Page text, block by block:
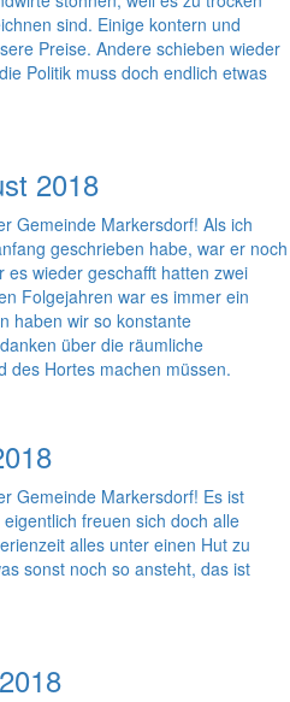
sind. Einige kontern und
Preise. Andere schieben wieder
Politik muss doch endlich etwas
2018
Gemeinde Markersdorf! Als ich
geschrieben habe, war er noch
wieder geschafft hatten zwei
Folgejahren war es immer ein
haben wir so konstante
über die räumliche
des Hortes machen müssen.
Gemeinde Markersdorf! Es ist
freuen sich doch alle
alles unter einen Hut zu
sonst noch so ansteht, das ist